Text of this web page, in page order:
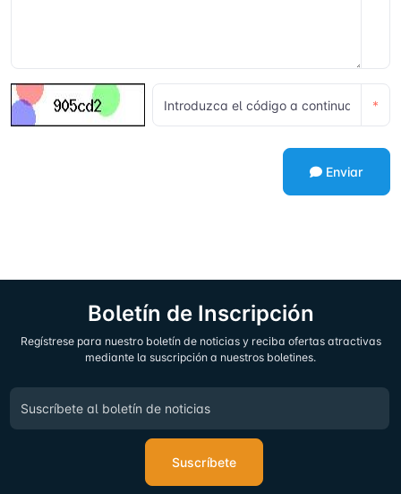
*
Enviar
Boletín de Inscripción
Regístrese para nuestro boletín de noticias y reciba ofertas atractivas
mediante la suscripción a nuestros boletines.
Suscríbete